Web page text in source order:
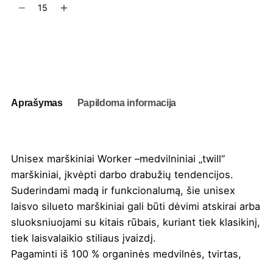
produkto
Aprašymas Papildoma informacija
Unisex marškiniai Worker –medvilniniai „twill“
marškiniai, įkvėpti darbo drabužių tendencijos.
Suderindami madą ir funkcionalumą, šie unisex
laisvo silueto marškiniai gali būti dėvimi atskirai arba
sluoksniuojami su kitais rūbais, kuriant tiek klasikinį,
tiek laisvalaikio stiliaus įvaizdį.
Pagaminti iš 100 % organinės medvilnės, tvirtas,